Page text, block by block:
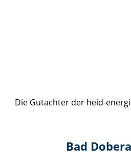
Die Gutachter der heid-
Bad